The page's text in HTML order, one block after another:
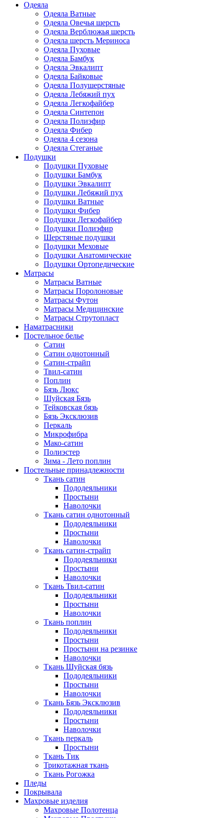
Одеяла
Одеяла Ватные
Одеяла Овечья шерсть
Одеяла Верблюжья шерсть
Одеяла шерсть Мериноса
Одеяла Пуховые
Одеяла Бамбук
Одеяла Эвкалипт
Одеяла Байковые
Одеяла Полушерстяные
Одеяла Лебяжий пух
Одеяла Легкофайбер
Одеяла Синтепон
Одеяла Полиэфир
Одеяла Фибер
Одеяла 4 сезона
Одеяла Стеганые
Подушки
Подушки Пуховые
Подушки Бамбук
Подушки Эвкалипт
Подушки Лебяжий пух
Подушки Ватные
Подушки Фибер
Подушки Легкофайбер
Подушки Полиэфир
Шерстяные подушки
Подушки Меховые
Подушки Анатомические
Подушки Ортопедические
Матрасы
Матрасы Ватные
Матрасы Поролоновые
Матрасы Футон
Матрасы Медицинские
Матрасы Струтопласт
Наматрасники
Постельное белье
Сатин
Сатин однотонный
Сатин-страйп
Твил-сатин
Поплин
Бязь Люкс
Шуйская Бязь
Тейковская бязь
Бязь Эксклюзив
Перкаль
Микрофибра
Мако-сатин
Полиэстер
Зима - Лето поплин
Постельные принадлежности
Ткань сатин
Пододеяльники
Простыни
Наволочки
Ткань сатин однотонный
Пододеяльники
Простыни
Наволочки
Ткань сатин-страйп
Пододеяльники
Простыни
Наволочки
Ткань Твил-сатин
Пододеяльники
Простыни
Наволочки
Ткань поплин
Пододеяльники
Простыни
Простыни на резинке
Наволочки
Ткань Шуйская бязь
Пододеяльники
Простыни
Наволочки
Ткань Бязь Эксклюзив
Пододеяльники
Простыни
Наволочки
Ткань перкаль
Простыни
Ткань Тик
Трикотажная ткань
Ткань Рогожка
Пледы
Покрывала
Махровые изделия
Махровые Полотенца